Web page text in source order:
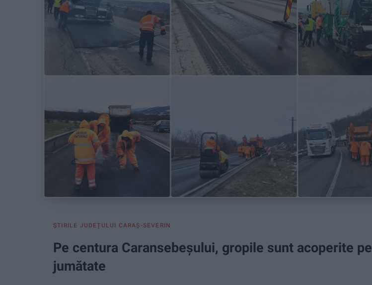
ŞTIRILE JUDEŢULUI CARAŞ-SEVERIN
Pe centura Caransebeșului, gropile sunt acoperite pe
jumătate